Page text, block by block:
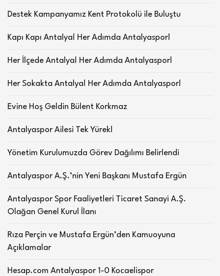
Destek Kampanyamız Kent Protokolü ile Buluştu
Kapı Kapı Antalya! Her Adımda Antalyaspor!
Her İlçede Antalya! Her Adımda Antalyaspor!
Her Sokakta Antalya! Her Adımda Antalyaspor!
Evine Hoş Geldin Bülent Korkmaz
Antalyaspor Ailesi Tek Yürek!
Yönetim Kurulumuzda Görev Dağılımı Belirlendi
Antalyaspor A.Ş.’nin Yeni Başkanı Mustafa Ergün
Antalyaspor Spor Faaliyetleri Ticaret Sanayi A.Ş.
Olağan Genel Kurul İlanı
Rıza Perçin ve Mustafa Ergün’den Kamuoyuna
Açıklamalar
Hesap.com Antalyaspor 1-0 Kocaelispor